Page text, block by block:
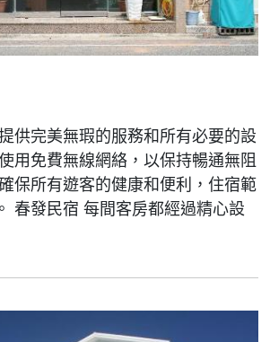
供完美無瑕的服務和所有必要的設
用免費無線網絡，以保持暢通無阻
保所有遊客的健康和便利，住宿範
春發民宿 每間客房都經過精心設